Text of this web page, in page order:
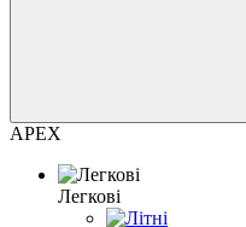
APEX
Легкові